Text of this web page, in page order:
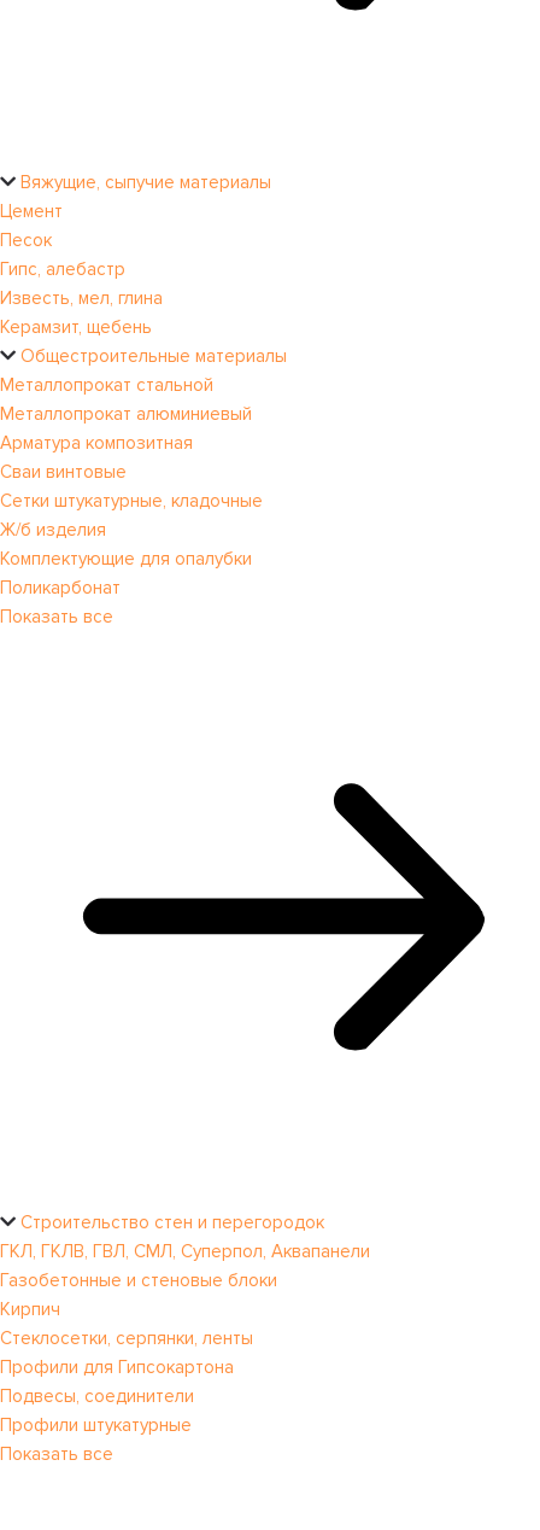
Вяжущие, сыпучие материалы
Цемент
Песок
Гипс, алебастр
Известь, мел, глина
Керамзит, щебень
Общестроительные материалы
Металлопрокат стальной
Металлопрокат алюминиевый
Арматура композитная
Сваи винтовые
Сетки штукатурные, кладочные
Ж/б изделия
Комплектующие для опалубки
Поликарбонат
Показать все
Строительство стен и перегородок
ГКЛ, ГКЛВ, ГВЛ, СМЛ, Суперпол, Аквапанели
Газобетонные и стеновые блоки
Кирпич
Стеклосетки, серпянки, ленты
Профили для Гипсокартона
Подвесы, соединители
Профили штукатурные
Показать все